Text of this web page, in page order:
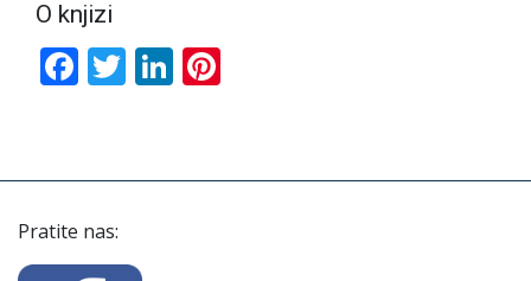
O knjizi
Facebook
TwitterLinkedIn
Pratite nas: